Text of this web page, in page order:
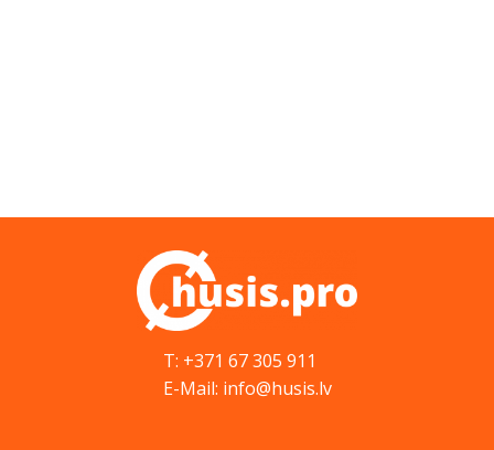
T: +371 67 305 911
E-Mail: info@husis.lv